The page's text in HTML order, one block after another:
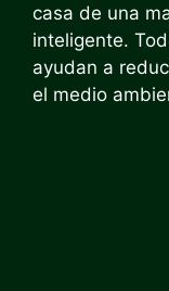
casa de una
inteligente.
ayudan a
el medio